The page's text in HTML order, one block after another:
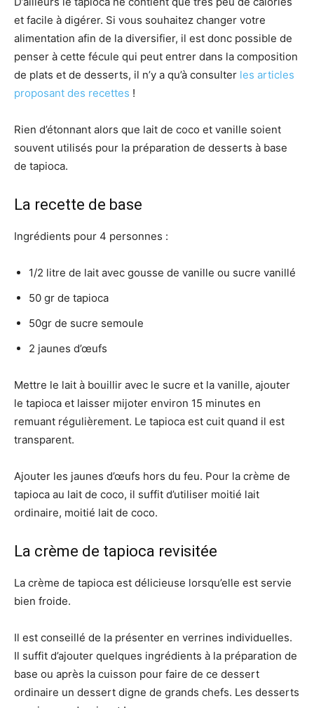
et facile à digérer. Si vous souhaitez changer votre
alimentation afin de la diversifier, il est donc possible de
penser à cette fécule qui peut entrer dans la composition
de plats et de desserts, il n’y a qu’à consulter les articles
proposant des recettes !
Rien d’étonnant alors que lait de coco et vanille soient
souvent utilisés pour la préparation de desserts à base
de tapioca.
La recette de base
Ingrédients pour 4 personnes :
1/2 litre de lait avec gousse de vanille ou sucre vanillé
50 gr de tapioca
50gr de sucre semoule
2 jaunes d’œufs
Mettre le lait à bouillir avec le sucre et la vanille, ajouter
le tapioca et laisser mijoter environ 15 minutes en
remuant régulièrement. Le tapioca est cuit quand il est
transparent.
Ajouter les jaunes d’œufs hors du feu. Pour la crème de
tapioca au lait de coco, il suffit d’utiliser moitié lait
ordinaire, moitié lait de coco.
La crème de tapioca revisitée
La crème de tapioca est délicieuse lorsqu’elle est servie
bien froide.
Il est conseillé de la présenter en verrines individuelles.
Il suffit d’ajouter quelques ingrédients à la préparation de
base ou après la cuisson pour faire de ce dessert
ordinaire un dessert digne de grands chefs. Les desserts